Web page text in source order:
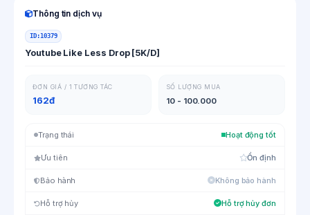
Thông tin dịch vụ
ID:10379
Youtube Like Less Drop [5K/D]
ĐƠN GIÁ / 1 TƯƠNG TÁC
162đ
SỐ LƯỢNG MUA
10 - 100.000
Trạng thái Hoạt động tốt
Ưu tiên Ổn định
Bảo hành Không bảo hành
Hỗ trợ hủy Hỗ trợ hủy đơn